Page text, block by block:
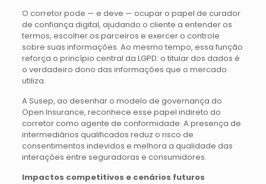
O corretor pode — e deve — ocupar o papel de curador
de confiança digital, ajudando o cliente a entender os
termos, escolher os parceiros e exercer o controle
sobre suas informações. Ao mesmo tempo, essa função
reforça o princípio central da LGPD: o titular dos dados é
o verdadeiro dono das informações que o mercado
utiliza.
A Susep, ao desenhar o modelo de governança do
Open Insurance, reconhece esse papel indireto do
corretor como agente de conformidade. A presença de
intermediários qualificados reduz o risco de
consentimentos indevidos e melhora a qualidade das
interações entre seguradoras e consumidores.
Impactos competitivos e cenários futuros